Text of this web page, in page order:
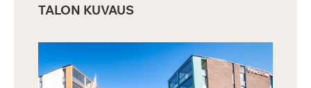
TALON KUVAUS